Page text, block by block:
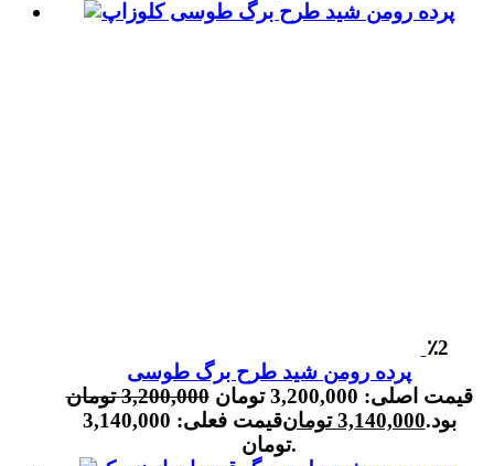
٪2
پرده رومن شید طرح برگ طوسی
3,200,000 تومان
قیمت اصلی: 3,200,000 تومان
بود.3,140,000 تومان
قیمت فعلی: 3,140,000
تومان.